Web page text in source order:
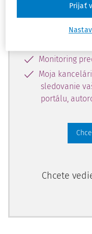
Vďaka
Monitoring
Moja
sledovanie
portálu,
Chcete
Prijať